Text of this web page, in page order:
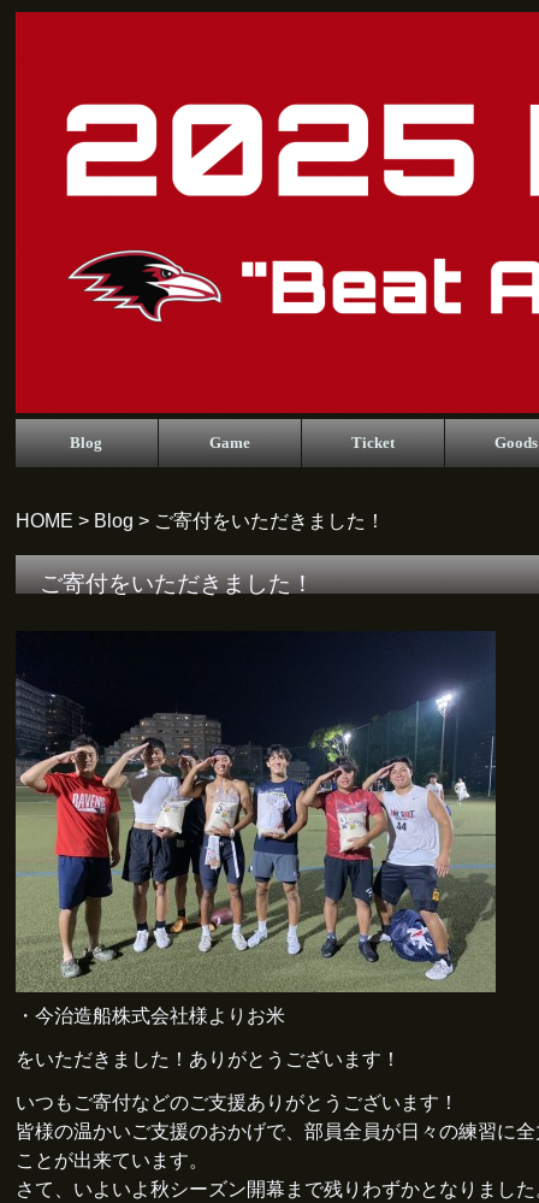
Blog Game Ticket Goods
HOME > Blog > ご寄付をいただきました！
ご寄付をいただきました！
・今治造船株式会社様よりお米
をいただきました！ありがとうございます！
いつもご寄付などのご支援ありがとうございます！
皆様の温かいご支援のおかげで、部員全員が日々の練習に
ことが出来ています。
さて、いよいよ秋シーズン開幕まで残りわずかとなりまし